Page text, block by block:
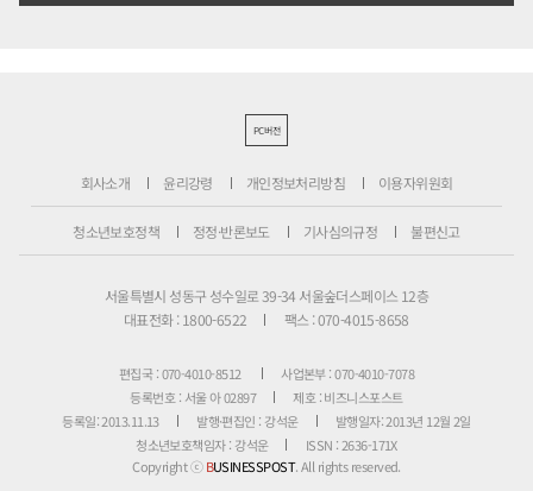
PC버전
회사소개 윤리강령 개인정보처리방침 이용자위원회
청소년보호정책 정정·반론보도 기사심의규정 불편신고
서울특별시 성동구 성수일로 39-34 서울숲더스페이스 12층
대표전화 : 1800-6522
팩스 : 070-4015-8658
편집국 : 070-4010-8512
사업본부 : 070-4010-7078
등록번호 : 서울 아 02897
제호 : 비즈니스포스트
등록일: 2013.11.13
발행·편집인 : 강석운
발행일자: 2013년 12월 2일
청소년보호책임자 : 강석운
ISSN : 2636-171X
Copyright ⓒBUSINESSPOST. All rights reserved.